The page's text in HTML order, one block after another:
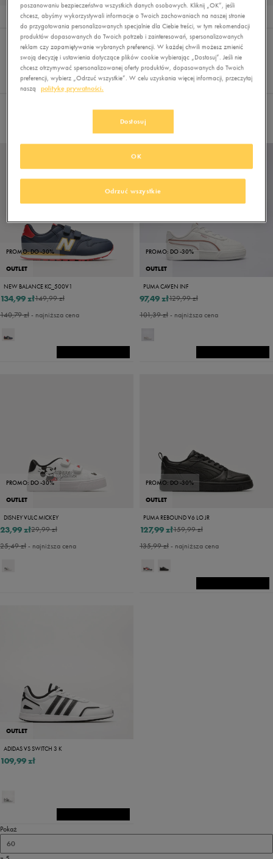
5
Wyników
Sortuj:
REKOMENDOWANE
FILTRUJ (2)
Pokaż
60
z 5
PROMO: DO -30%
OUTLET
NEW BALANCE KC_500V1
149,99 zł
134,99 zł
140,79 zł- najniższa cena
PROMO: DO -30%
OUTLET
PUMA CAVEN INF
129,99 zł
97,49 zł
101,39 zł- najniższa cena
PROMO: DO -30%
OUTLET
DISNEY VULC MICKEY
29,99 zł
23,99 zł
25,49 zł- najniższa cena
PROMO: DO -30%
OUTLET
PUMA REBOUND V6 LO JR
159,99 zł
127,99 zł
135,99 zł- najniższa cena
OUTLET
ADIDAS VS SWITCH 3 K
109,99 zł
Pokaż
60
poszanowaniu bezpieczeństwa wszystkich danych osobowych. Kliknij „OK”, jeśli
chcesz, abyśmy wykorzystywali informacje o Twoich zachowaniach na naszej stronie
do przygotowania personalizowanych specjalnie dla Ciebie treści, w tym rekomendacji
produktów dopasowanych do Twoich potrzeb i zainteresowań, spersonalizowanych
reklam czy zapamiętywanie wybranych preferencji. W każdej chwili możesz zmienić
swoją decyzję i ustawienia dotyczące plików cookie wybierając „Dostosuj”. Jeśli nie
chcesz otrzymywać spersonalizowanej oferty produktów, dopasowanych do Twoich
preferencji, wybierz „Odrzuć wszystkie”. W celu uzyskania więcej informacji, przeczytaj
naszą
politykę prywatności.
Dostosuj
Odrzuć wszystkie
OK